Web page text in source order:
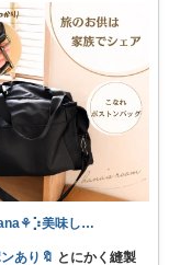
hana‎‎⚘⡱美味しい暮らし🤍𐙚
あり🔖 とにかく縫製